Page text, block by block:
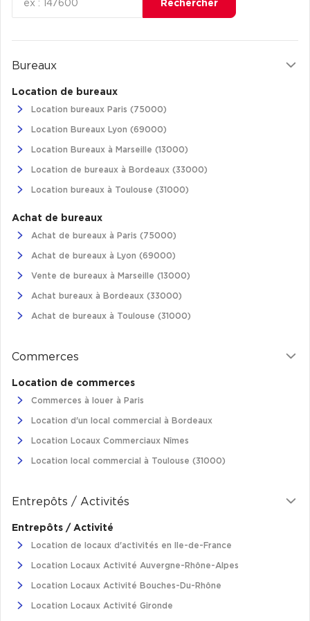
Rechercher
Bureaux
Location de bureaux
Location bureaux Paris (75000)
Location Bureaux Lyon (69000)
Location Bureaux à Marseille (13000)
Location de bureaux à Bordeaux (33000)
Location bureaux à Toulouse (31000)
Achat de bureaux
Achat de bureaux à Paris (75000)
Achat de bureaux à Lyon (69000)
Vente de bureaux à Marseille (13000)
Achat bureaux à Bordeaux (33000)
Achat de bureaux à Toulouse (31000)
Commerces
Location de commerces
Commerces à louer à Paris
Location d'un local commercial à Bordeaux
Location Locaux Commerciaux Nîmes
Location local commercial à Toulouse (31000)
Entrepôts / Activités
Entrepôts / Activité
Location de locaux d'activités en Ile-de-France
Location Locaux Activité Auvergne-Rhône-Alpes
Location Locaux Activité Bouches-Du-Rhône
Location Locaux Activité Gironde